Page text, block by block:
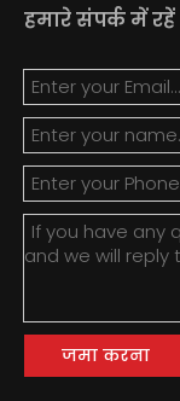
हमारे संपर्क में रहें
जमा करना